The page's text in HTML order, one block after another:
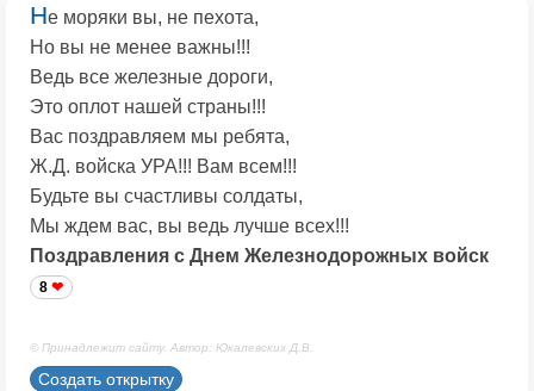
Не моряки вы, не пехота,
Но вы не менее важны!!!
Ведь все железные дороги,
Это оплот нашей страны!!!
Вас поздравляем мы ребята,
Ж.Д. войска УРА!!! Вам всем!!!
Будьте вы счастливы солдаты,
Мы ждем вас, вы ведь лучше всех!!!
Поздравления с Днем Железнодорожных войск
8
© Принадлежит сайту. Автор: Юкалевских Д.В.
Создать открытку